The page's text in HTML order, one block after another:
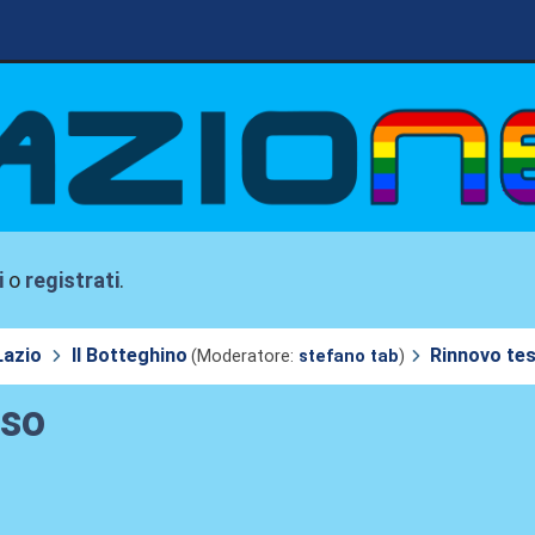
o registrati.
Il Botteghino (Moderatore: stefano tab) Rinnovo